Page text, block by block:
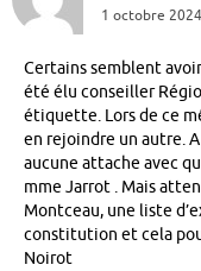
1 octobre
Certains semblent
été élu conseiller
étiquette. Lors de ce
en rejoindre un autre.
aucune attache avec
mme Jarrot . Mais
Montceau, une liste
constitution et cela
Noirot